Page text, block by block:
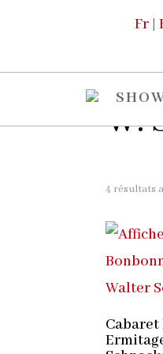
Fr |
W.
4 résultats